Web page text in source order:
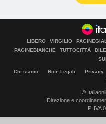
LIBERO VIRGILIO
PAGINEBIANCHE
TUTTOCITTÀ
Chi siamo Note Legali Privacy
©
Direzione e
P. IVA